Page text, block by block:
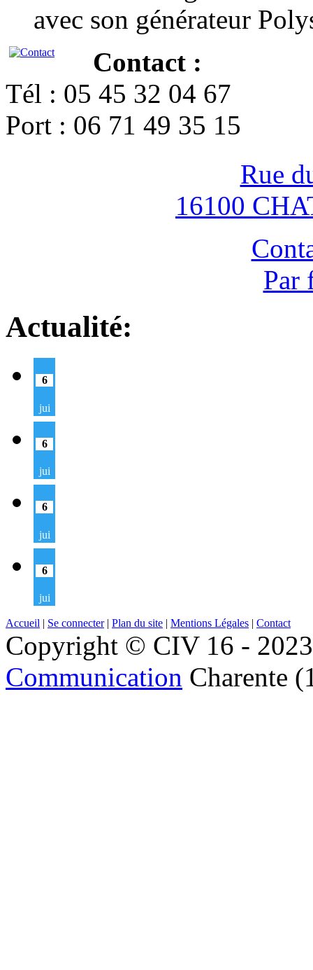
avec son générateur
Contact :
Tél : 05 45 32 04 67
Port : 06 71 49 35 15
Rue
16100
Par
Actualité:
6
jui
6
jui
6
jui
6
jui
Accueil | Se connecter| Plan du site | Mentions Légales | Contact
Copyright © CIV 16 -
Communication Charente